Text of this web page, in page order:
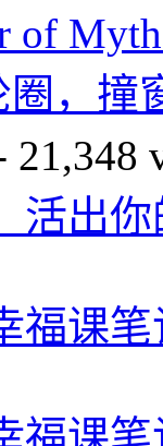
of
圈，撞
21,348
活出
福课